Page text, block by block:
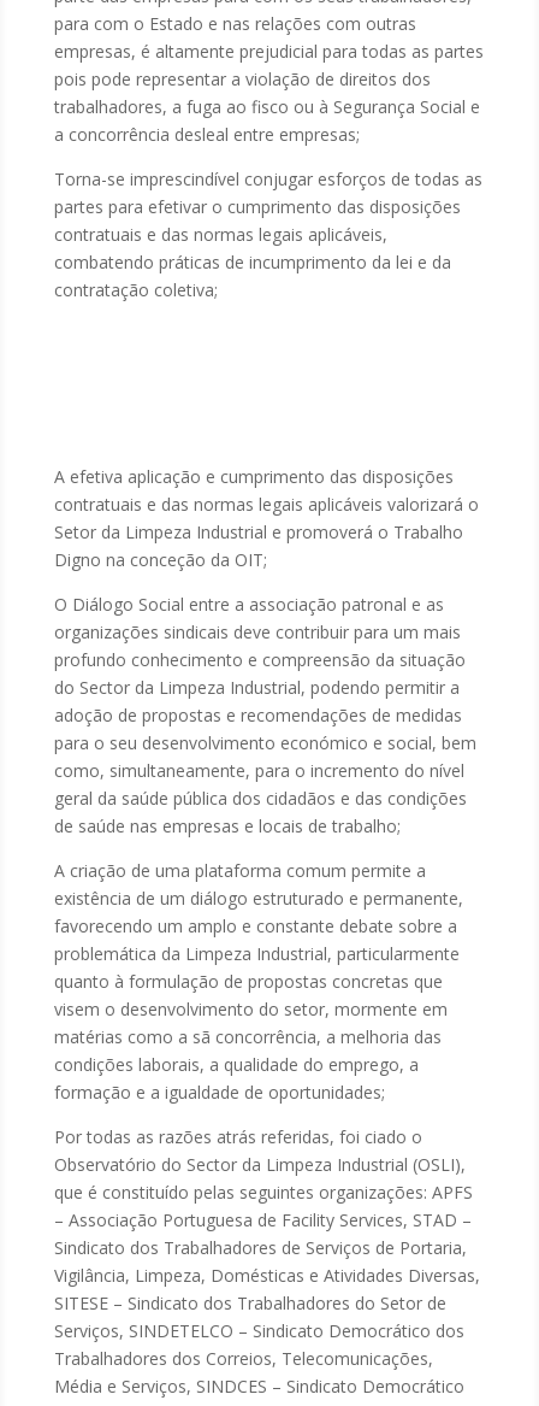
para com o Estado e nas relações com outras
empresas, é altamente prejudicial para todas as partes
pois pode representar a violação de direitos dos
trabalhadores, a fuga ao fisco ou à Segurança Social e
a concorrência desleal entre empresas;
Torna-se imprescindível conjugar esforços de todas as
partes para efetivar o cumprimento das disposições
contratuais e das normas legais aplicáveis,
combatendo práticas de incumprimento da lei e da
contratação coletiva;
A efetiva aplicação e cumprimento das disposições
contratuais e das normas legais aplicáveis valorizará o
Setor da Limpeza Industrial e promoverá o Trabalho
Digno na conceção da OIT;
O Diálogo Social entre a associação patronal e as
organizações sindicais deve contribuir para um mais
profundo conhecimento e compreensão da situação
do Sector da Limpeza Industrial, podendo permitir a
adoção de propostas e recomendações de medidas
para o seu desenvolvimento económico e social, bem
como, simultaneamente, para o incremento do nível
geral da saúde pública dos cidadãos e das condições
de saúde nas empresas e locais de trabalho;
A criação de uma plataforma comum permite a
existência de um diálogo estruturado e permanente,
favorecendo um amplo e constante debate sobre a
problemática da Limpeza Industrial, particularmente
quanto à formulação de propostas concretas que
visem o desenvolvimento do setor, mormente em
matérias como a sã concorrência, a melhoria das
condições laborais, a qualidade do emprego, a
formação e a igualdade de oportunidades;
Por todas as razões atrás referidas, foi ciado o
Observatório do Sector da Limpeza Industrial (OSLI),
que é constituído pelas seguintes organizações: APFS
– Associação Portuguesa de Facility Services, STAD –
Sindicato dos Trabalhadores de Serviços de Portaria,
Vigilância, Limpeza, Domésticas e Atividades Diversas,
SITESE – Sindicato dos Trabalhadores do Setor de
Serviços, SINDETELCO – Sindicato Democrático dos
Trabalhadores dos Correios, Telecomunicações,
Média e Serviços, SINDCES – Sindicato Democrático